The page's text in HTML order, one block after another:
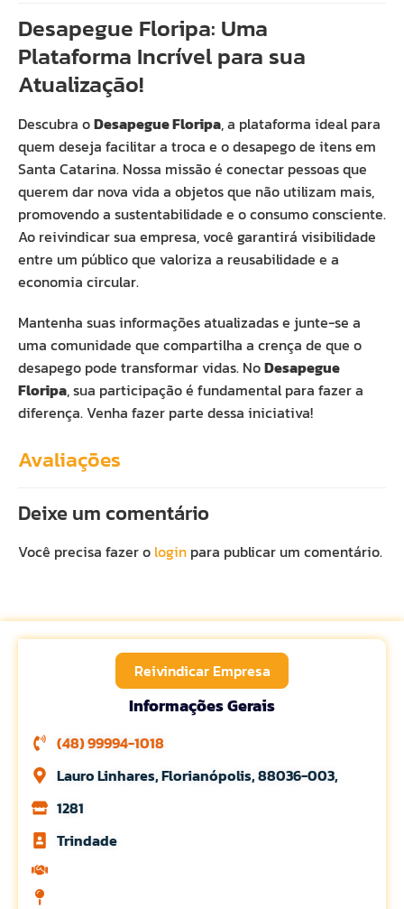
Desapegue Floripa: Uma
Plataforma Incrível para sua
Atualização!
Descubra oDesapegue Floripa, a plataforma ideal para
quem deseja facilitar a troca e o desapego de itens em
Santa Catarina. Nossa missão é conectar pessoas que
querem dar nova vida a objetos que não utilizam mais,
promovendo a sustentabilidade e o consumo consciente.
Ao reivindicar sua empresa, você garantirá visibilidade
entre um público que valoriza a reusabilidade e a
economia circular.
Mantenha suas informações atualizadas e junte-se a
uma comunidade que compartilha a crença de que o
desapego pode transformar vidas. NoDesapegue
Floripa, sua participação é fundamental para fazer a
diferença. Venha fazer parte dessa iniciativa!
Avaliações
Deixe um comentário
Você precisa fazer o login para publicar um comentário.
Reivindicar Empresa
Informações Gerais
(48) 99994-1018
Lauro Linhares, Florianópolis, 88036-003,
1281
Trindade